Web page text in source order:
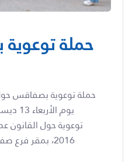
حملة
2016، بمقر فرع صفاقس الجنوبية للرابطة […]